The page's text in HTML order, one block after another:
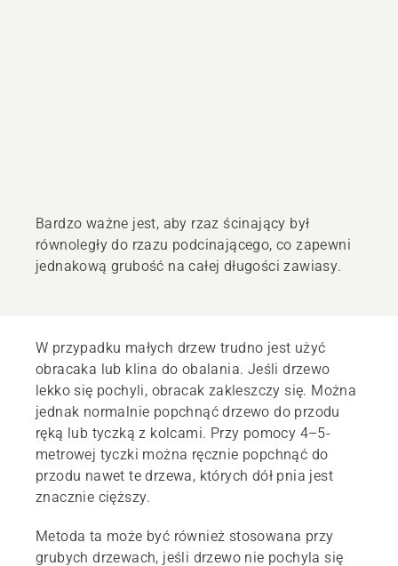
Bardzo ważne jest, aby rzaz ścinający był
równoległy do rzazu podcinającego, co zapewni
jednakową grubość na całej długości zawiasy.
W przypadku małych drzew trudno jest użyć
obracaka lub klina do obalania. Jeśli drzewo
lekko się pochyli, obracak zakleszczy się. Można
jednak normalnie popchnąć drzewo do przodu
ręką lub tyczką z kolcami. Przy pomocy 4–5-
metrowej tyczki można ręcznie popchnąć do
przodu nawet te drzewa, których dół pnia jest
znacznie cięższy.
Metoda ta może być również stosowana przy
grubych drzewach, jeśli drzewo nie pochyla się